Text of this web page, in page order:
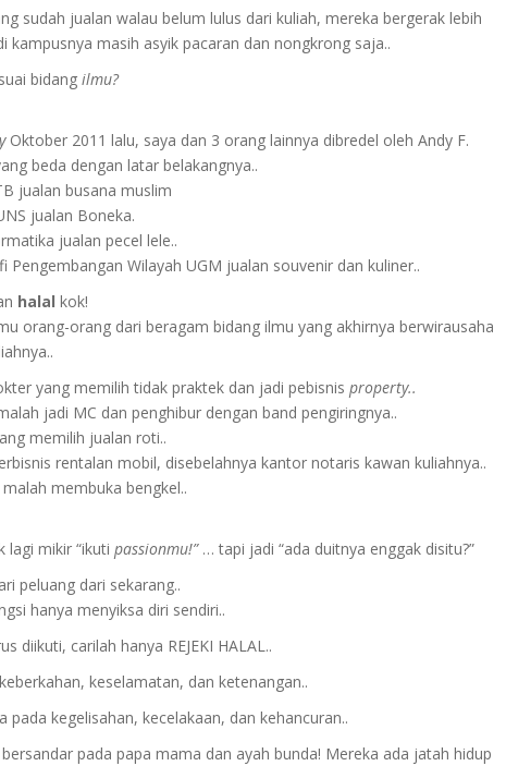
sudah jualan walau belum lulus dari kuliah, mereka bergerak lebih
kampusnya masih asyik pacaran dan nongkrong saja..
bidang ilmu?
Oktober 2011 lalu, saya dan 3 orang lainnya dibredel oleh Andy F.
beda dengan latar belakangnya..
jualan busana muslim
jualan Boneka.
jualan pecel lele..
Pengembangan Wilayah UGM jualan souvenir dan kuliner..
halal kok!
orang-orang dari beragam bidang ilmu yang akhirnya berwirausaha
yang memilih tidak praktek dan jadi pebisnis property..
jadi MC dan penghibur dengan band pengiringnya..
memilih jualan roti..
rentalan mobil, disebelahnya kantor notaris kawan kuliahnya..
membuka bengkel..
lagi mikir “ikuti passionmu!”… tapi jadi “ada duitnya enggak disitu?”
peluang dari sekarang..
hanya menyiksa diri sendiri..
diikuti, carilah hanya REJEKI HALAL..
keselamatan, dan ketenangan..
pada kegelisahan, kecelakaan, dan kehancuran..
pada papa mama dan ayah bunda! Mereka ada jatah hidup